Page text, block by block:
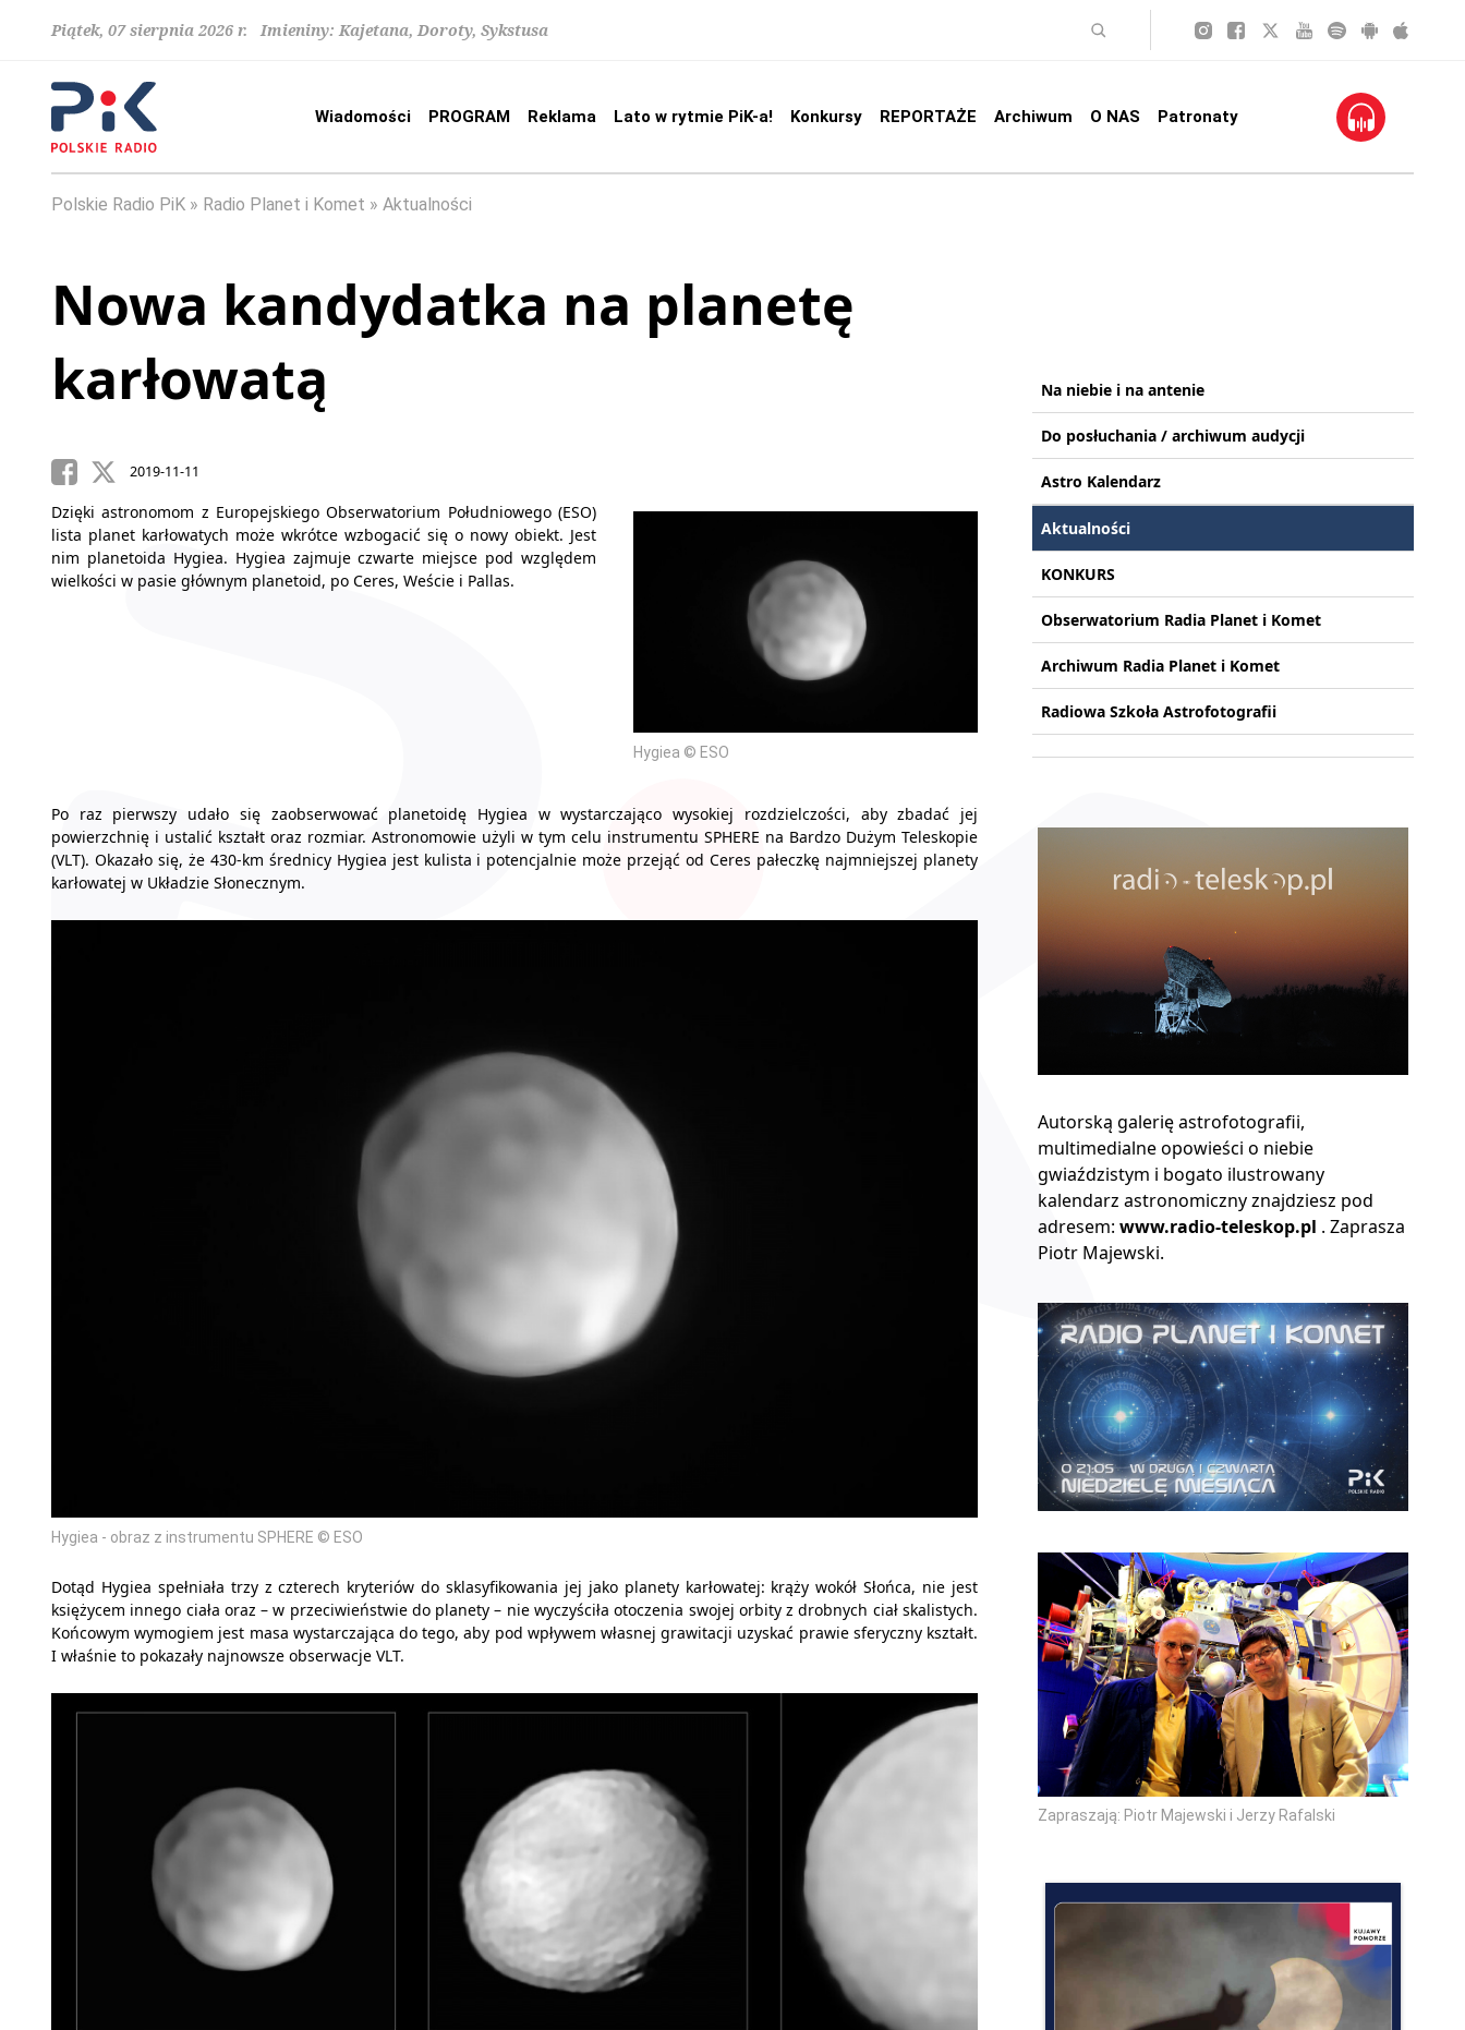
Piątek, 07 sierpnia 2026 r. Imieniny: Kajetana, Doroty, Sykstusa
Wiadomości PROGRAM Reklama Lato w rytmie PiK-a! Konkursy REPORTAŻE Archiwum O NAS Patronaty
Polskie Radio PiK Radio Planet i Komet Aktualności
Nowa kandydatka na planetę
karłowatą
2019-11-11
Hygiea © ESO
Dzięki astronomom z Europejskiego Obserwatorium Południowego (ESO)
lista planet karłowatych może wkrótce wzbogacić się o nowy obiekt. Jest
nim planetoida Hygiea. Hygiea zajmuje czwarte miejsce pod względem
wielkości w pasie głównym planetoid, po Ceres, Weście i Pallas.
Po raz pierwszy udało się zaobserwować planetoidę Hygiea w wystarczająco wysokiej rozdzielczości, aby zbadać jej
powierzchnię i ustalić kształt oraz rozmiar. Astronomowie użyli w tym celu instrumentu SPHERE na Bardzo Dużym Teleskopie
(VLT). Okazało się, że 430-km średnicy Hygiea jest kulista i potencjalnie może przejąć od Ceres pałeczkę najmniejszej planety
karłowatej w Układzie Słonecznym.
Hygiea - obraz z instrumentu SPHERE © ESO
Dotąd Hygiea spełniała trzy z czterech kryteriów do sklasyfikowania jej jako planety karłowatej: krąży wokół Słońca, nie jest
księżycem innego ciała oraz – w przeciwieństwie do planety – nie wyczyściła otoczenia swojej orbity z drobnych ciał skalistych.
Końcowym wymogiem jest masa wystarczająca do tego, aby pod wpływem własnej grawitacji uzyskać prawie sferyczny kształt.
I właśnie to pokazały najnowsze obserwacje VLT.
Na niebie i na antenie
Do posłuchania / archiwum audycji
Astro Kalendarz
Aktualności
KONKURS
Obserwatorium Radia Planet i Komet
Archiwum Radia Planet i Komet
Radiowa Szkoła Astrofotografii
Autorską galerię astrofotografii,
multimedialne opowieści o niebie
gwiaździstym i bogato ilustrowany
kalendarz astronomiczny znajdziesz pod
adresem: www.radio-teleskop.pl . Zaprasza
Piotr Majewski.
Zapraszają: Piotr Majewski i Jerzy Rafalski